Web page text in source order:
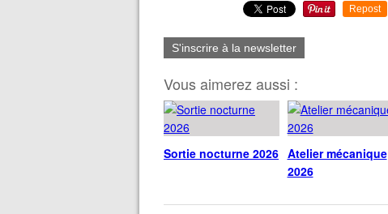
Repost
S'inscrire à la newsletter
Vous aimerez aussi :
Sortie nocturne 2026 Atelier mécanique
2026